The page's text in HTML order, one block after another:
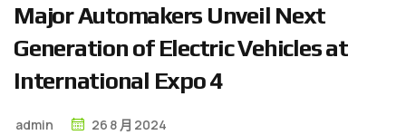
MajorAutomakers Unveil Next
Generation of ElectricVehiclesat
International Expo4
admin 26 8 月 2024